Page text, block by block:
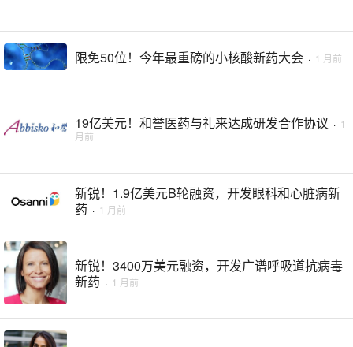
限免50位！今年最重磅的小核酸新药大会 · 1 月前
19亿美元！和誉医药与礼来达成研发合作协议 · 1
月前
新锐！1.9亿美元B轮融资，开发眼科和心脏病新
药 · 1 月前
新锐！3400万美元融资，开发广谱呼吸道抗病毒
新药 · 1 月前